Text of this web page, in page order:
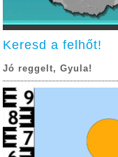
Keresd a felhőt!
Jó reggelt, Gyula!